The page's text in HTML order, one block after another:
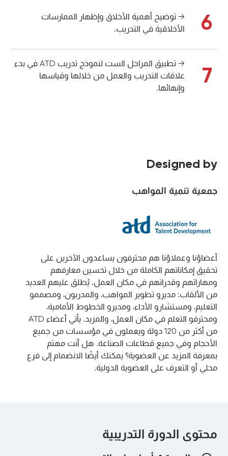
6
→ توضيح أهمية الأخلاق وإظهار الممارسات
الأخلاقية في التدريب.
7
→ تطبيق المراحل الست لنموذج تدريب ATD في بدء
علاقات التدريب والعمل من خلالها وقياسها
وإنهائها.
Designed by
جمعية تنمية المواهب
أعضاؤنا وعملاؤنا هم محترفون يساعدون الآخرين على
تحقيق إمكاناتهم الكاملة من خلال تحسين معارفهم
ومهاراتهم وقدراتهم في مكان العمل. يُطلق عليهم العديد
من الألقاب: مديرو تطوير المواهب، والمدربون، ومصممو
التعليم، ومستشارو الأداء، ومديرو الخطوط الأمامية،
ومحترفو التعلم في مكان العمل، والمزيد. يأتي أعضاء ATD
من أكثر من 120 دولة ويعملون في مؤسسات من جميع
الأحجام وفي جميع قطاعات الصناعة. هل أنت مهتم
بمعرفة المزيد عن العضوية؟ يمكنك أيضًا الانضمام إلى فرع
محلي أو التعرف على العضوية الدولية.
محتوى الدورة التدريبية